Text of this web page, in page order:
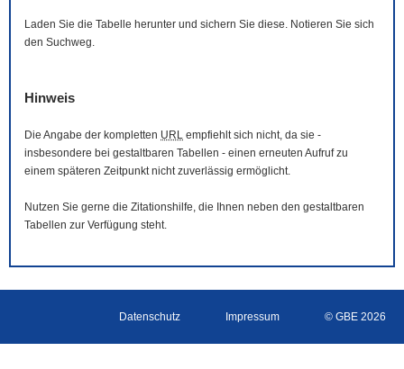
Laden Sie die Tabelle herunter und sichern Sie diese. Notieren Sie sich
den Suchweg.
Hinweis
Die Angabe der kompletten URL empfiehlt sich nicht, da sie -
insbesondere bei gestaltbaren Tabellen - einen erneuten Aufruf zu
einem späteren Zeitpunkt nicht zuverlässig ermöglicht.
Nutzen Sie gerne die Zitationshilfe, die Ihnen neben den gestaltbaren
Tabellen zur Verfügung steht.
Datenschutz Impressum © GBE 2026